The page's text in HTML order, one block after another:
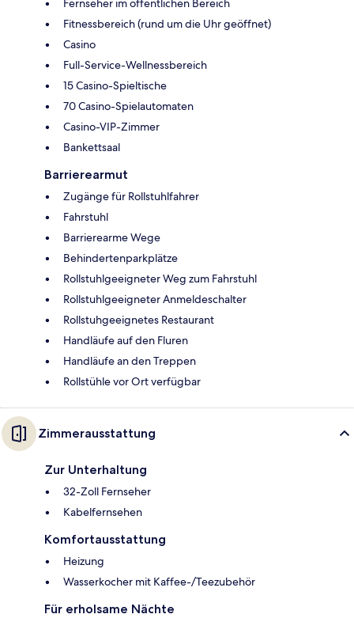
Fernseher im öffentlichen Bereich
Fitnessbereich (rund um die Uhr geöffnet)
Casino
Full-Service-Wellnessbereich
15 Casino-Spieltische
70 Casino-Spielautomaten
Casino-VIP-Zimmer
Bankettsaal
Barrierearmut
Zugänge für Rollstuhlfahrer
Fahrstuhl
Barrierearme Wege
Behindertenparkplätze
Rollstuhlgeeigneter Weg zum Fahrstuhl
Rollstuhlgeeigneter Anmeldeschalter
Rollstuhgeeignetes Restaurant
Handläufe auf den Fluren
Handläufe an den Treppen
Rollstühle vor Ort verfügbar
Zimmerausstattung
Zur Unterhaltung
32-Zoll Fernseher
Kabelfernsehen
Komfortausstattung
Heizung
Wasserkocher mit Kaffee-/Teezubehör
Für erholsame Nächte